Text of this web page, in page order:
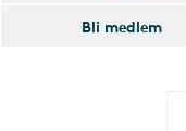
Bli medlem